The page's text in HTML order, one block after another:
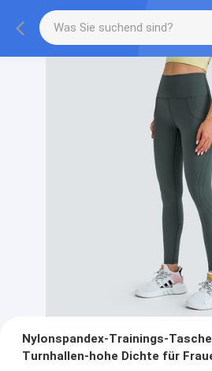
Nylonspandex-Trainings-
Turnhallen-hohe Dichte für